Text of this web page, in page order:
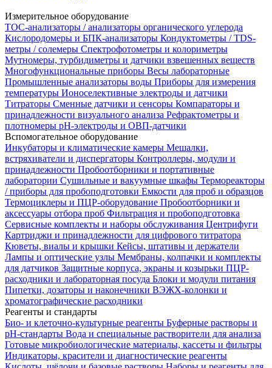
Измерительное оборудование
TOC-анализаторы / анализаторы органического углерода
Кислородомеры и БПК-анализаторы Кондуктометры / TDS-
метры / солемеры Спектрофотометры и колориметры
Мутномеры, турбидиметры и датчики взвешенных веществ
Многофункциональные приборы Весы лабораторные
Промышленные анализаторы воды Приборы для измерения
температуры Ионоселективные электроды и датчики
Титраторы Сменные датчики и сенсоры Компараторы и
принадлежности визуального анализа Рефрактометры и
плотномеры pH-электроды и ОВП-датчики
Вспомогательное оборудование
Инкубаторы и климатические камеры Мешалки,
встряхиватели и диспергаторы Контроллеры, модули и
принадлежности Пробоотборники и портативные
лаборатории Сушильные и вакуумные шкафы Термореакторы
/ приборы для пробоподготовки Емкости для проб и образцов
Термоциклеры и ПЦР-оборудование Пробоотборники и
аксессуары отбора проб Фильтрация и пробоподготовка
Сервисные комплекты и наборы обслуживания Центрифуги
Картриджи и принадлежности для цифрового титратора
Кюветы, виалы и крышки Кейсы, штативы и держатели
Лампы и оптические узлы Мембраны, колпачки и комплекты
для датчиков Защитные корпуса, экраны и козырьки ПЦР-
расходники и лабораторная посуда Блоки и модули питания
Пипетки, дозаторы и наконечники ВЭЖХ-колонки и
хроматографические расходники
Реагенты и стандарты
Био- и клеточно-культурные реагенты Буферные растворы и
pH-стандарты Вода и специальные растворители для анализа
Готовые микробиологические материалы, кассеты и фильтры
Индикаторы, красители и диагностические реагенты